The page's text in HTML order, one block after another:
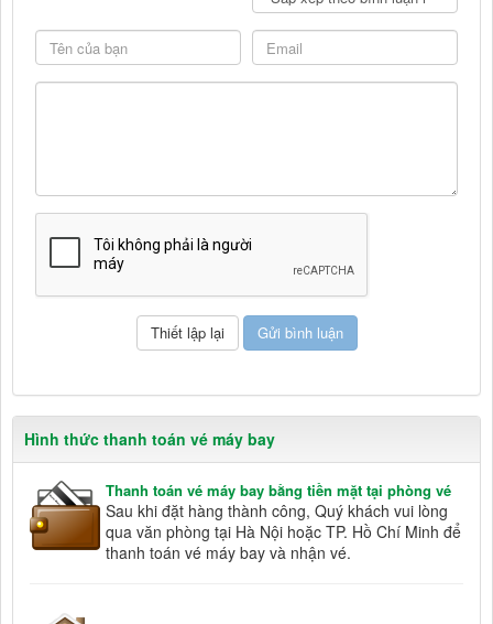
Hình thức thanh toán vé máy bay
Thanh toán vé máy bay bằng tiền mặt tại phòng vé
Sau khi đặt hàng thành công, Quý khách vui lòng
qua văn phòng tại Hà Nội hoặc TP. Hồ Chí Minh để
thanh toán vé máy bay và nhận vé.